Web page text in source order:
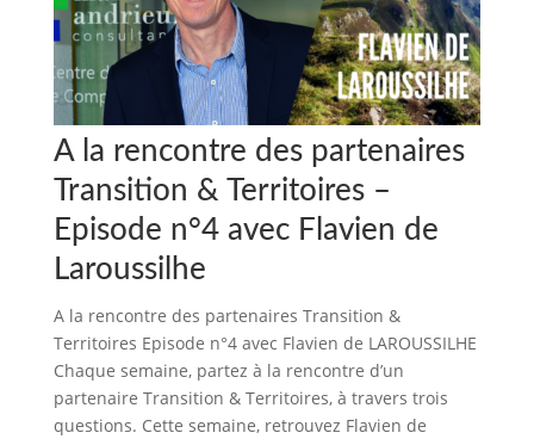
A la rencontre des partenaires
Transition & Territoires –
Episode n°4 avec Flavien de
Laroussilhe
A la rencontre des partenaires Transition &
Territoires Episode n°4 avec Flavien de LAROUSSILHE
Chaque semaine, partez à la rencontre d’un
partenaire Transition & Territoires, à travers trois
questions. Cette semaine, retrouvez Flavien de